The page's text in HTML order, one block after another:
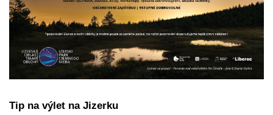
Tip na výlet na Jizerku